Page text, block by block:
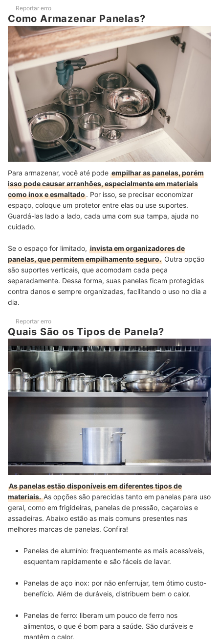
Reportar erro
Como Armazenar Panelas?
Para armazenar, você até pode empilhar as panelas, porém
isso pode causar arranhões, especialmente em materiais
como inox e esmaltado. Por isso, se precisar economizar
espaço, coloque um protetor entre elas ou use suportes.
Guardá-las lado a lado, cada uma com sua tampa, ajuda no
cuidado.
Se o espaço for limitado, invista em organizadores de
panelas, que permitem empilhamento seguro. Outra opção
são suportes verticais, que acomodam cada peça
separadamente. Dessa forma, suas panelas ficam protegidas
contra danos e sempre organizadas, facilitando o uso no dia a
dia.
Reportar erro
Quais São os Tipos de Panela?
As panelas estão disponíveis em diferentes tipos de
materiais.As opções são parecidas tanto em panelas para uso
geral, como em frigideiras, panelas de pressão, caçarolas e
assadeiras. Abaixo estão as mais comuns presentes nas
melhores marcas de panelas. Confira!
Panelas de alumínio: frequentemente as mais acessíveis,
esquentam rapidamente e são fáceis de lavar.
Panelas de aço inox: por não enferrujar, tem ótimo custo-
benefício. Além de duráveis, distribuem bem o calor.
Panelas de ferro: liberam um pouco de ferro nos
alimentos, o que é bom para a saúde. São duráveis e
mantêm o calor.